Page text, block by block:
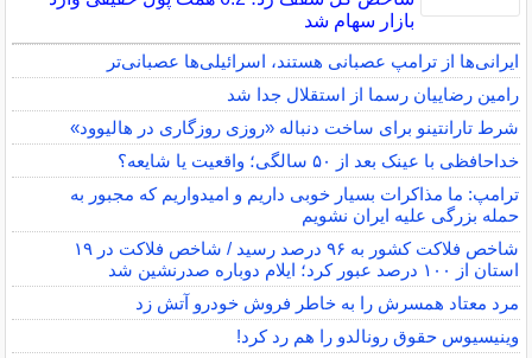
بازار سهام شد
ایرانی‌ها از ترامپ عصبانی هستند، اسرائیلی‌ها عصبانی‌تر
رامین رضاییان رسما از استقلال جدا شد
شرط تارانتینو برای ساخت دنباله «روزی روزگاری در هالیوود»
خداحافظی با عینک بعد از ۵۰ سالگی؛ واقعیت یا شایعه؟
ترامپ: ما مذاکرات بسیار خوبی داریم و امیدواریم که مجبور به
حمله بزرگی علیه ایران نشویم
شاخص فلاکت کشور به ۹۶ درصد رسید / شاخص فلاکت در ۱۹
استان از ۱۰۰ درصد عبور کرد؛ ایلام دوباره صدرنشین شد
مرد معتاد همسرش را به خاطر فروش خودرو آتش زد
وینیسیوس حقوق رونالدو را هم رد کرد!